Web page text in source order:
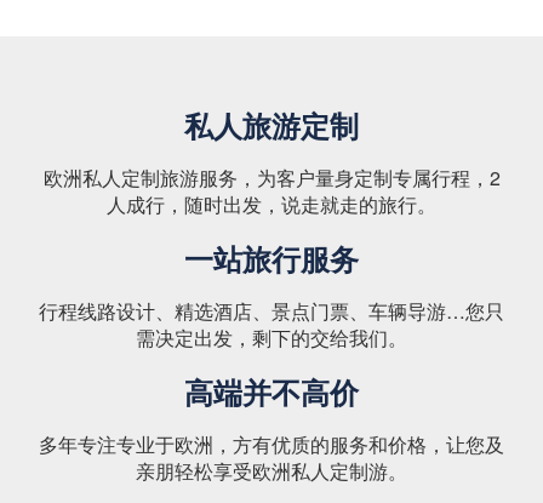
私人旅游定制
欧洲私人定制旅游服务，为客户量身定制专属行程，2
人成行，随时出发，说走就走的旅行。
一站旅行服务
行程线路设计、精选酒店、景点门票、车辆导游…您只
需决定出发，剩下的交给我们。
高端并不高价
多年专注专业于欧洲，方有优质的服务和价格，让您及
亲朋轻松享受欧洲私人定制游。